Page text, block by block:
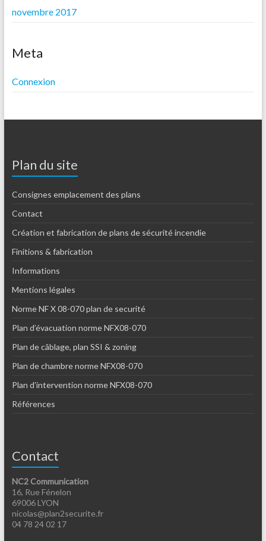
novembre 2017
Meta
Connexion
Plan du site
Consignes emplacement des plans
Contact
Création et fabrication de plans de sécurité incendie
Finitions & fabrication
Informations
Mentions légales
Norme NF X 08-070 plan de securité
Plan d’évacuation norme NFX08-070
Plan de câblage, plan SSI & zoning
Plan de chambre norme NFX08-070
Plan d’intervention norme NFX08-070
Références
Contact
NC2 Communication
16, Rue Fénelon
69006 LYON
nicolas@plan2securite.fr
04 78 24 02 17